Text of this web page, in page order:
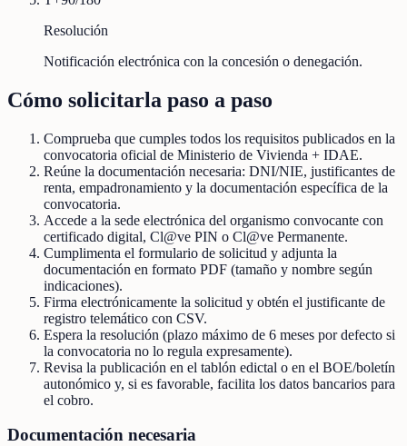
Resolución
Notificación electrónica con la concesión o denegación.
Cómo solicitarla paso a paso
Comprueba que cumples todos los requisitos publicados en la
convocatoria oficial de Ministerio de Vivienda + IDAE.
Reúne la documentación necesaria: DNI/NIE, justificantes de
renta, empadronamiento y la documentación específica de la
convocatoria.
Accede a la sede electrónica del organismo convocante con
certificado digital, Cl@ve PIN o Cl@ve Permanente.
Cumplimenta el formulario de solicitud y adjunta la
documentación en formato PDF (tamaño y nombre según
indicaciones).
Firma electrónicamente la solicitud y obtén el justificante de
registro telemático con CSV.
Espera la resolución (plazo máximo de 6 meses por defecto si
la convocatoria no lo regula expresamente).
Revisa la publicación en el tablón edictal o en el BOE/boletín
autonómico y, si es favorable, facilita los datos bancarios para
el cobro.
Documentación necesaria